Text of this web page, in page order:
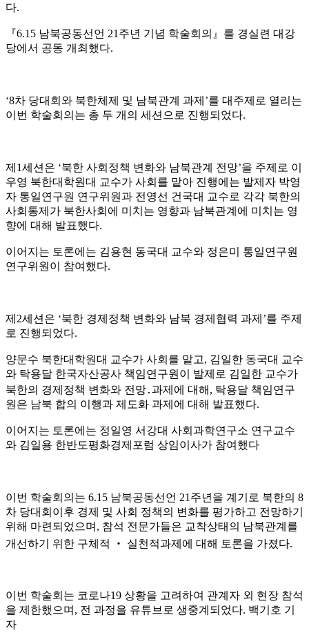
다.
『6.15 남북공동선언 21 주년 기념 학술회의 』 를 경실련 대강
당에서 공동 개최했다.
‘8차 당대회와 북한체제 및 남북관계 과제 ’를 대주제로 열리는
이번 학술회의는 총 두 개의 세션으로 진행되었다.
제 1세션은 ‘북한 사회정책 변화와 남북관계 전망’을 주제로 이
우영 북한대학원대 교수가 사회를 맡아 진행에는 발제자 박영
자 통일연구원 연구위원과 전영선 건국대 교수로 각각 북한의
사회통제가 북한사회에 미치는 영향과 남북관계에 미치는 영
향에 대해 발표했다.
이어지는 토론에는 김용현 동국대 교수와 정은미 통일연구원
연구위원이 참여했다.
제 2세션은 ‘북한 경제정책 변화와 남북 경제협력 과제 ’를 주제
로 진행되었다.
양문수 북한대학원대 교수가 사회를 맡고, 김일한 동국대 교수
와 탁용달 한국자산공사 책임연구원이 발제로 김일한 교수가
북한의 경제정책 변화와 전망․과제에 대해 , 탁용달 책임연구
원은 남북 합의 이행과 제도화 과제에 대해 발표했다.
이어지는 토론에는 정일영 서강대 사회과학연구소 연구교수
와 김일용 한반도평화경제포럼 상임이사가 참여했다
이번 학술회의는 6.15 남북공동선언 21 주년을 계기로 북한의 8
차 당대회이후 경제 및 사회 정책의 변화를 평가하고 전망하기
위해 마련되었으며 , 참석 전문가들은 교착상태의 남북관계를
개선하기 위한 구체적
‧ 실천적과제에 대해 토론을 가졌다.
이번 학술회는 코로나19 상황을 고려하여 관계자 외 현장 참석
을 제한했으며 , 전 과정을 유튜브로 생중계되었다. 백기호 기
자